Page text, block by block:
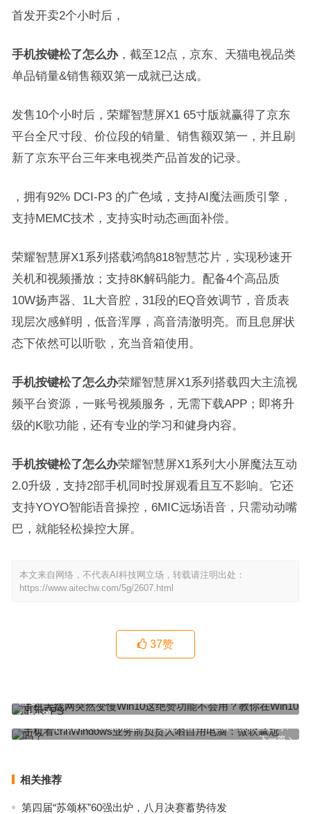
首发开卖2个小时后，
手机按键松了怎么办，截至12点，京东、天猫电视品类
单品销量&销售额双第一成就已达成。
发售10个小时后，荣耀智慧屏X1 65寸版就赢得了京东
平台全尺寸段、价位段的销量、销售额双第一，并且刷
新了京东平台三年来电视类产品首发的记录。
，拥有92% DCI-P3 的广色域，支持AI魔法画质引擎，
支持MEMC技术，支持实时动态画面补偿。
荣耀智慧屏X1系列搭载鸿鹄818智慧芯片，实现秒速开
关机和视频播放；支持8K解码能力。配备4个高品质
10W扬声器、1L大音腔，31段的EQ音效调节，音质表
现层次感鲜明，低音浑厚，高音清澈明亮。而且息屏状
态下依然可以听歌，充当音箱使用。
手机按键松了怎么办荣耀智慧屏X1系列搭载四大主流视
频平台资源，一账号视频服务，无需下载APP；即将升
级的K歌功能，还有专业的学习和健身内容。
手机按键松了怎么办荣耀智慧屏X1系列大小屏魔法互动
2.0升级，支持2部手机同时投屏观看且互不影响。它还
支持YOYO智能语音操控，6MIC远场语音，只需动动嘴
巴，就能轻松操控大屏。
本文来自网络，不代表AI科技网立场，转载请注明出处：
https://www.aitechw.com/5g/2607.html
37赞
上一篇
FPS
下一篇
手机看cnnWindows业务前负责人晒自用电脑：微软尴尬吗？
相关推荐
第四届“苏颂杯”60强出炉，八月决赛蓄势待发